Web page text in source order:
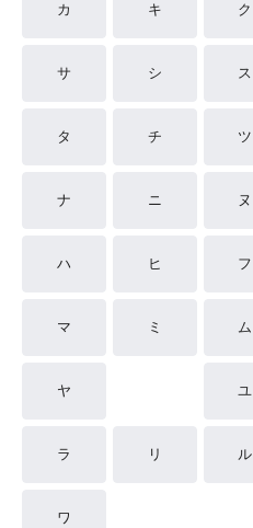
カ キ ク
サ シ ス
タ チ ツ
ナ ニ ヌ
ハ ヒ フ
マ ミ ム
ヤ ユ
ラ リ ル
ワ